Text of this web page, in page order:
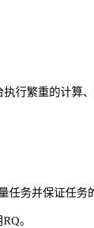
行繁重的计算
任务并保证任务
。